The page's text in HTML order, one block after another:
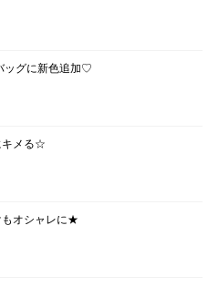
ッグに新色追加♡
キメる☆
もオシャレに★